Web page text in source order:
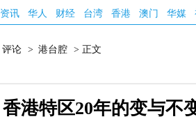
资讯 华人 财经 台湾 香港 澳门 华媒
评论 > 港台腔 > 正文
香港特区20年的变与不